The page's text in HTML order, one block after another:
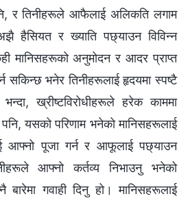
र तिनीहरूले आफैलाई अलिकति लगाम
हैसियत र ख्याति पछ्याउन विविन्न
मानिसहरूको अनुमोदन र आदर प्राप्त
सकिन्छ भनेर तिनीहरूलाई हृदयमा स्पष्टै
ख्रीष्टविरोधीहरूले हरेक काममा
पनि, यसको परिणाम भनेको मानिसहरूलाई
आफ्नो पूजा गर्न र आफूलाई पछ्याउन
आफ्‍नो कर्तव्य निभाउनु भनेको
गवाही दिनु हो। मानिसहरूलाई